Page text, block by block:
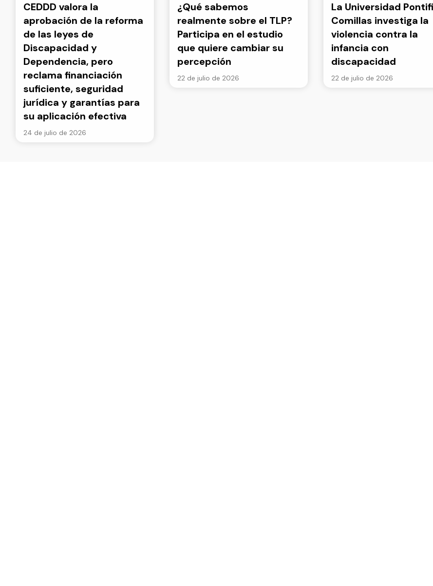
CEDDD valora la
aprobación de la reforma
de las leyes de
Discapacidad y
Dependencia, pero
reclama financiación
suficiente, seguridad
jurídica y garantías para
su aplicación efectiva
24 de julio de 2026
¿Qué sabemos
realmente sobre el TLP?
Participa en el estudio
que quiere cambiar su
percepción
22 de julio de 2026
La Universidad
Comillas investiga la
violencia contra la
infancia con
discapacidad
22 de julio de 2026